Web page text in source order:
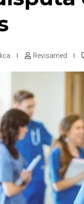
Revisamed